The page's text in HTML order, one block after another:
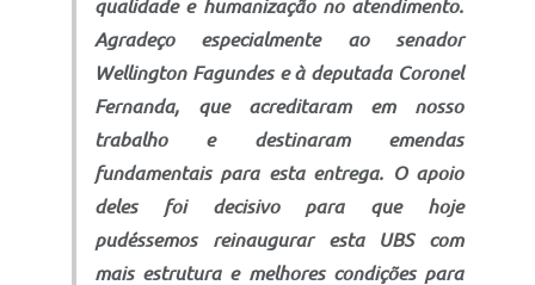
qualidade e humanização no atendimento.
Agradeço especialmente ao senador
Wellington Fagundes e à deputada Coronel
Fernanda, que acreditaram em nosso
trabalho e destinaram emendas
fundamentais para esta entrega. O apoio
deles foi decisivo para que hoje
pudéssemos reinaugurar esta UBS com
mais estrutura e melhores condições para